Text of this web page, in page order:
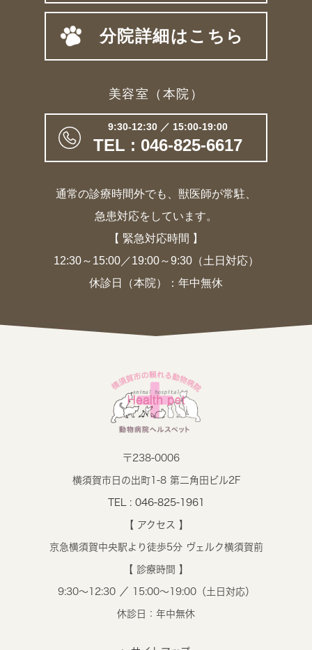
分院詳細はこちら
美容室（本院）
9:30-12:30 ／ 15:00-19:00
TEL : 046-825-6617
通常の診療時間外でも、獣医師が常駐、
急患対応をしています。
【 緊急対応時間 】
12:30～15:00／19:00～9:30（土日対応）
休診日（本院）：年中無休
〒238-0006
横須賀市日の出町1-8 第二角田ビル2F
TEL : 046-825-1961
【 アクセス 】
京急横須賀中央駅より徒歩5分 ヴェルク横須賀前
【 診療時間 】
9:30～12:30 ／ 15:00～19:00（土日対応）
休診日：年中無休